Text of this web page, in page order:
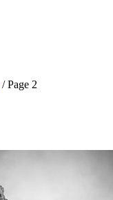
/ Page 2